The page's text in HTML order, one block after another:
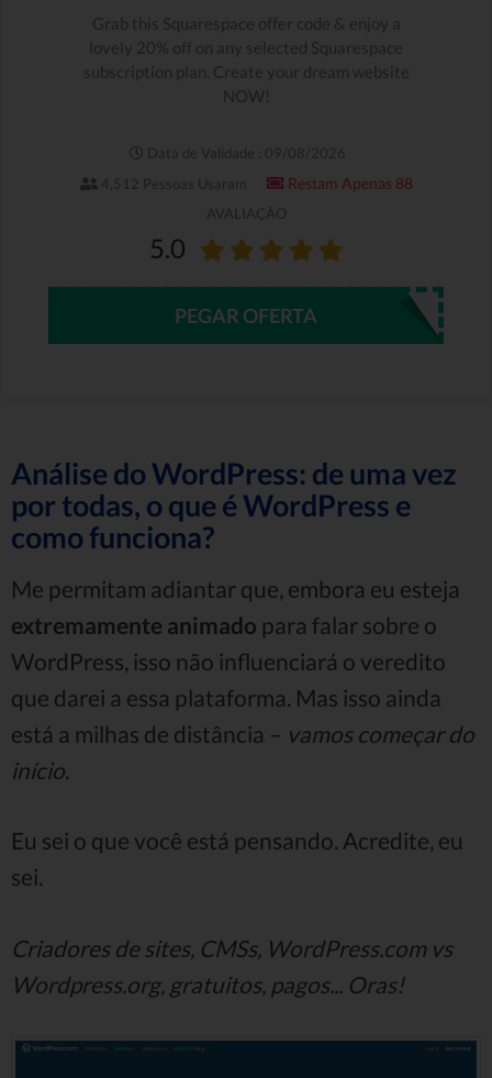
Grab this Squarespace offer code & enjoy a
lovely 20% off on any selected Squarespace
subscription plan. Create your dream website
NOW!
Data de Validade : 09/08/2026
4,512 Pessoas Usaram
Restam Apenas 88
AVALIAÇÃO
5.0
PEGAR OFERTA
Análise do WordPress: de uma vez
por todas, o que é WordPress e
como funciona?
Me permitam adiantar que, embora eu esteja
extremamente animado para falar sobre o
WordPress, isso não influenciará o veredito
que darei a essa plataforma. Mas isso ainda
está a milhas de distância – vamos começar do
início.
Eu sei o que você está pensando. Acredite, eu
sei.
Criadores de sites, CMSs, WordPress.com vs
Wordpress.org, gratuitos, pagos... Oras!